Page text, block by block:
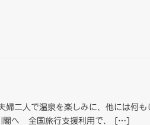
二人で温泉を楽しみに、他には何も
閣へ 全国旅行支援利用で、 […]